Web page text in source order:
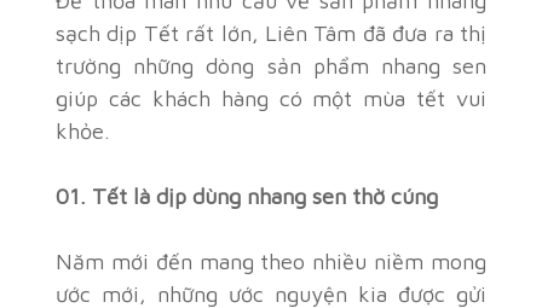
sạch dịp Tết rất lớn, Liên Tâm đã đưa ra thị
trường những dòng sản phẩm nhang sen
giúp các khách hàng có một mùa tết vui
khỏe.
01. Tết là dịp dùng nhang sen thờ cúng
Năm mới đến mang theo nhiều niềm mong
ước mới, những ước nguyện kia được gửi